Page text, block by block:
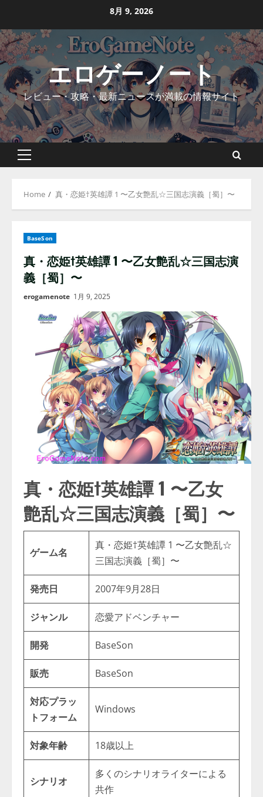
content
8月 9, 2026
エロゲーノート
レビュー・攻略・最新ニュースが満載の情報サイト
Primary
Home 真・恋姫†英雄譚 1 〜乙女艶乱☆三国志演義［蜀］〜
BaseSon
真・恋姫†英雄譚 1 〜乙女艶乱☆三国志演
義［蜀］〜
erogamenote 1月 9, 2025
真・恋姫†英雄譚 1 〜乙女
艶乱☆三国志演義［蜀］〜
ゲーム名
真・恋姫†英雄譚 1 〜乙女艶乱☆
三国志演義［蜀］〜
発売日 2007年9月28日
ジャンル 恋愛アドベンチャー
開発 BaseSon
販売 BaseSon
対応プラッ
トフォーム
Windows
対象年齢 18歳以上
シナリオ
多くのシナリオライターによる
共作